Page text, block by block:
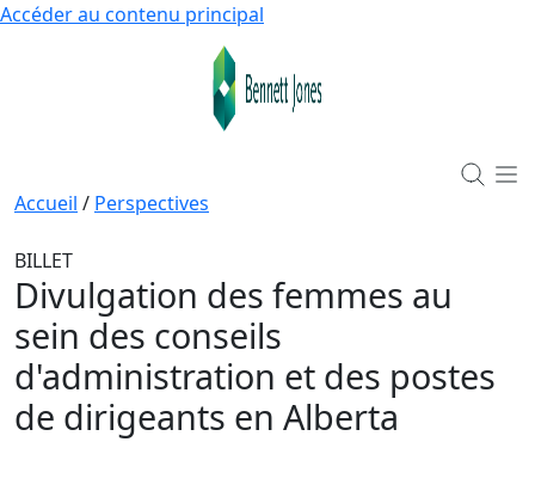
Accéder au contenu principal
Accueil / Perspectives
BILLET
Divulgation des femmes au
sein des conseils
d'administration et des postes
de dirigeants en Alberta